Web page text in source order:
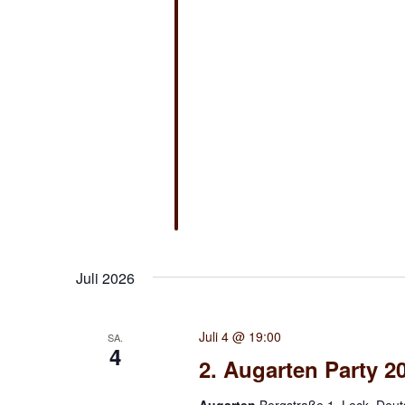
Juli 2026
SA.
4 2. Augarten Party
Juli 4 @ 19:00